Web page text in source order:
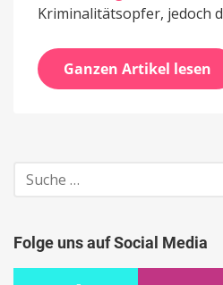
Kriminalitätsopfer, jedoch
Ganzen Artikel lesen
Suche
nach:
Folge uns auf Social Media